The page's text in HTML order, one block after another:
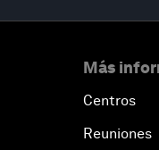
Más
Centros
Reuniones